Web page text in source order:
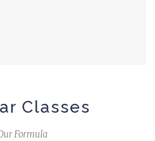
Classes
Formula